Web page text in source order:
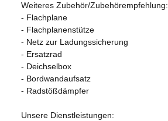
Weiteres Zubehör/Zubehörempfehlung:
- Flachplane
- Flachplanenstütze
- Netz zur Ladungssicherung
- Ersatzrad
- Deichselbox
- Bordwandaufsatz
- Radstößdämpfer
Unsere Dienstleistungen: